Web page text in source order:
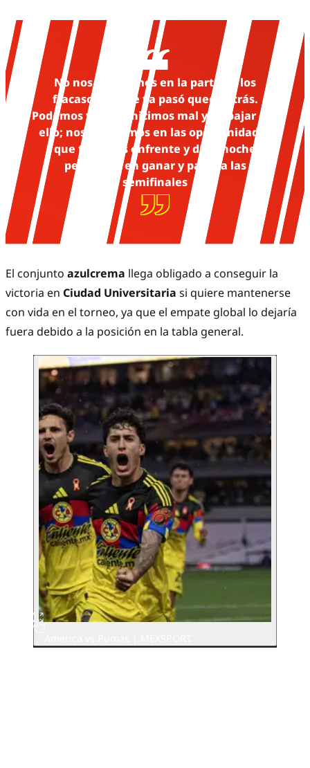
No nos enfocamos en la parte de los
fracasos; lo que ya pasó quedó atrás.
Podemos ver qué hicimos mal y trabajar con
ello; nos enfocamos en las oportunidades
que tenemos enfrente y día y noche
pensamos en ganar y pasar a las
semifinales
El conjunto azulcrema llega obligado a conseguir la
victoria en Ciudad Universitaria si quiere mantenerse
con vida en el torneo, ya que el empate global lo dejaría
fuera debido a la posición en la tabla general.